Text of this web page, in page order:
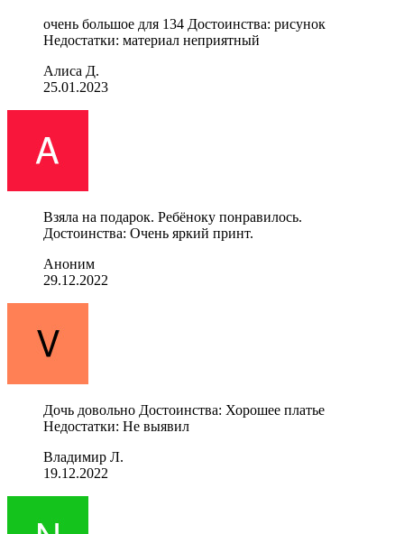
очень большое для 134 Достоинства: рисунок
Недостатки: материал неприятный
Алиса Д.
25.01.2023
Взяла на подарок. Ребёноку понравилось.
Достоинства: Очень яркий принт.
Аноним
29.12.2022
Дочь довольно Достоинства: Хорошее платье
Недостатки: Не выявил
Владимир Л.
19.12.2022